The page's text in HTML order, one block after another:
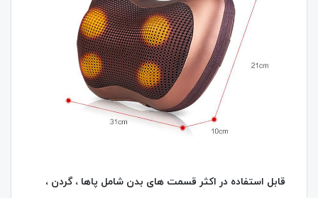
قابل استفاده در اکثر قسمت های بدن شامل پاها ، گردن ،